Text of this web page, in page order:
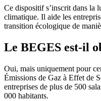
Ce dispositif s’inscrit dans la
climatique. Il aide les
transition écologique de
Le BEGES est-il
Oui, mais uniquement pour
Émissions de Gaz à Effet de
entreprises de plus de 500
000 habitants.